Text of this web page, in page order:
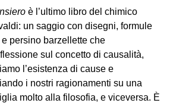
è l’ultimo libro del chimico
un saggio con disegni, formule
persino barzellette che
sul concetto di causalità,
l’esistenza di cause e
i nostri ragionamenti su una
molto alla filosofia, e viceversa. È